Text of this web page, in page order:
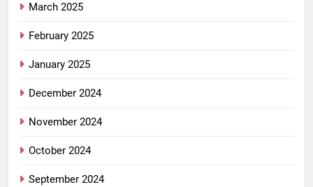
March 2025
February 2025
January 2025
December 2024
November 2024
October 2024
September 2024